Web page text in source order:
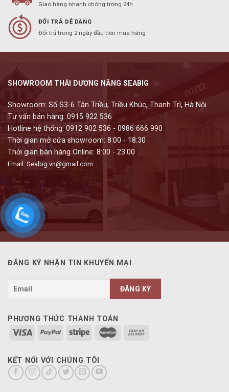
Giao hàng nhanh chóng trong 24h
ĐỔI TRẢ DỄ DÀNG
Đổi trả trong 2 ngày đầu tiên mua hàng
SHOWROOM THÁI DƯƠNG NĂNG SEABIG
Showroom: Số S3-6 Tân Triều, Triều Khúc, Thanh Trì, Hà Nội
Tư vấn bán hàng: 0915 922 536
Hotline hệ thống: 0912 902 536 - 0986 666 990
Thời gian mở cửa showroom: 8:00 - 18:30
Thời gian bán hàng Online: 8:00 - 23:00
Email: Seabig.vn@gmail.com
ĐĂNG KÝ NHẬN TIN KHUYẾN MẠI
PHƯƠNG THỨC THANH TOÁN
KẾT NỐI VỚI CHÚNG TÔI